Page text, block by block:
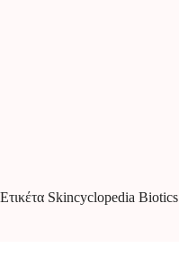
Ετικέτα Skincyclopedia Biotics